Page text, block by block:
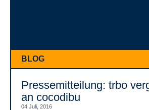
BLOG
Pressemitteilung: trbo
an cocodibu
04 Juli, 2016